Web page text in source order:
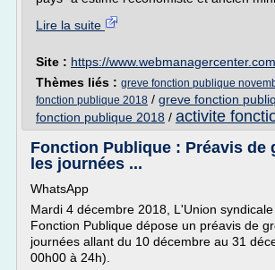
Lire la suite
Site : https://www.webmanagercenter.com
Thèmes liés : greve fonction publique
fonction publique 2018 / greve fonction
fonction publique 2018 / activite
Fonction Publique : Préavis de
les journées ...
WhatsApp
Mardi 4 décembre 2018, L'Union
Fonction Publique dépose un préavis de
journées allant du 10 décembre au 31
00h00 à 24h).